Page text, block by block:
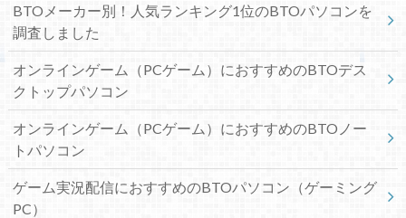
BTOメーカー別！人気ランキング1位のBTOパソコンを
調査しました
オンラインゲーム（PCゲーム）におすすめのBTOデス
クトップパソコン
オンラインゲーム（PCゲーム）におすすめのBTOノー
トパソコン
ゲーム実況配信におすすめのBTOパソコン（ゲーミング
PC）